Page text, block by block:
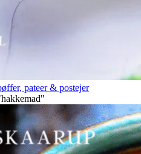
pateer & postejer